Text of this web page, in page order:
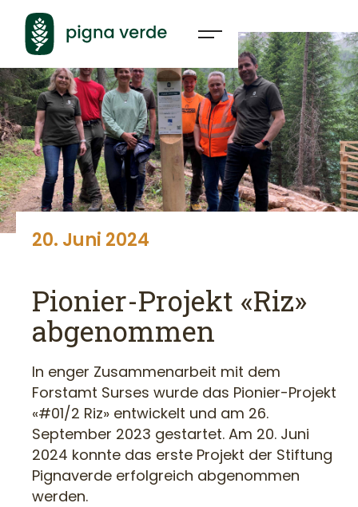
20. Juni 2024
Pionier-Projekt «Riz»
abgenommen
In enger Zusammenarbeit mit dem
Forstamt Surses wurde das Pionier-Projekt
«#01/2 Riz» entwickelt und am 26.
September 2023 gestartet. Am 20. Juni
2024 konnte das erste Projekt der Stiftung
Pignaverde erfolgreich abgenommen
werden.